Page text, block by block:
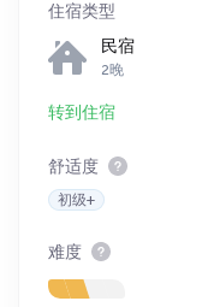
住宿类型
民宿
2晚
转到住宿
舒适度
初级+
难度